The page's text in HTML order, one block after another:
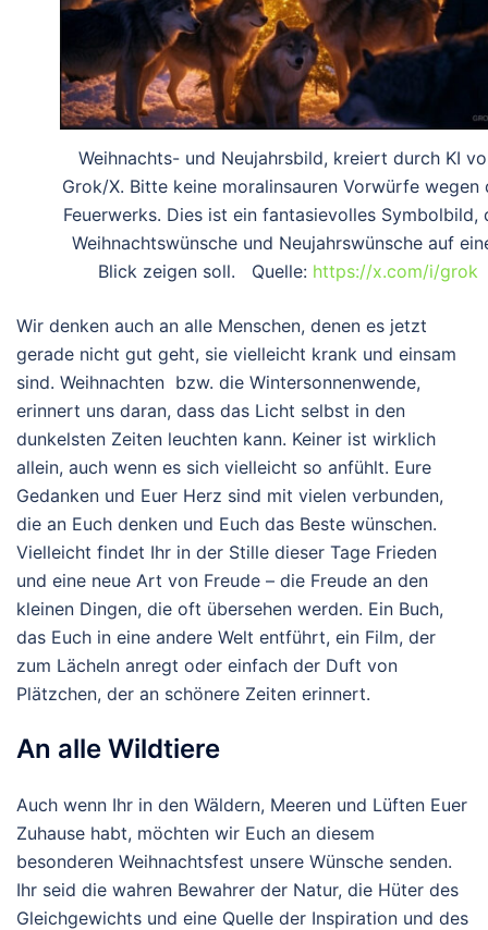
Weihnachts- und Neujahrsbild, kreiert durch KI
Grok/X. Bitte keine moralinsauren Vorwürfe wegen
Feuerwerks. Dies ist ein fantasievolles Symbolbild,
Weihnachtswünsche und Neujahrswünsche auf
Blick zeigen soll. Quelle: https://x.com/i/grok
Wir denken auch an alle Menschen, denen es jetzt
gerade nicht gut geht, sie vielleicht krank und einsam
sind. Weihnachten bzw. die Wintersonnenwende,
erinnert uns daran, dass das Licht selbst in den
dunkelsten Zeiten leuchten kann. Keiner ist wirklich
allein, auch wenn es sich vielleicht so anfühlt. Eure
Gedanken und Euer Herz sind mit vielen verbunden,
die an Euch denken und Euch das Beste wünschen.
Vielleicht findet Ihr in der Stille dieser Tage Frieden
und eine neue Art von Freude – die Freude an den
kleinen Dingen, die oft übersehen werden. Ein Buch,
das Euch in eine andere Welt entführt, ein Film, der
zum Lächeln anregt oder einfach der Duft von
Plätzchen, der an schönere Zeiten erinnert.
An alle Wildtiere
Auch wenn Ihr in den Wäldern, Meeren und Lüften Euer
Zuhause habt, möchten wir Euch an diesem
besonderen Weihnachtsfest unsere Wünsche senden.
Ihr seid die wahren Bewahrer der Natur, die Hüter des
Gleichgewichts und eine Quelle der Inspiration und des